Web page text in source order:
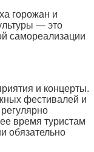
горожан и
— это
самореализации
и концерты.
фестивалей и
время туристам
обязательно